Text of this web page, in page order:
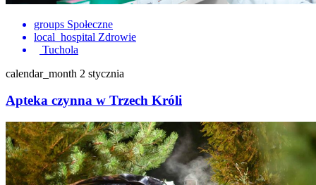
groups Społeczne
local_hospital Zdrowie
Tuchola
calendar_month 2 stycznia
Apteka czynna w Trzech Króli